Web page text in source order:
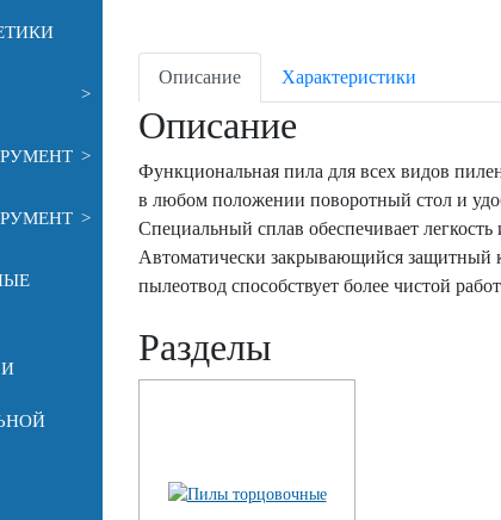
>
>
>
Описание Характеристики
Описание
Функциональная пила для всех видов
в любом положении поворотный стол и
Специальный сплав обеспечивает
Автоматически закрывающийся защитный
пылеотвод способствует более чистой
Разделы